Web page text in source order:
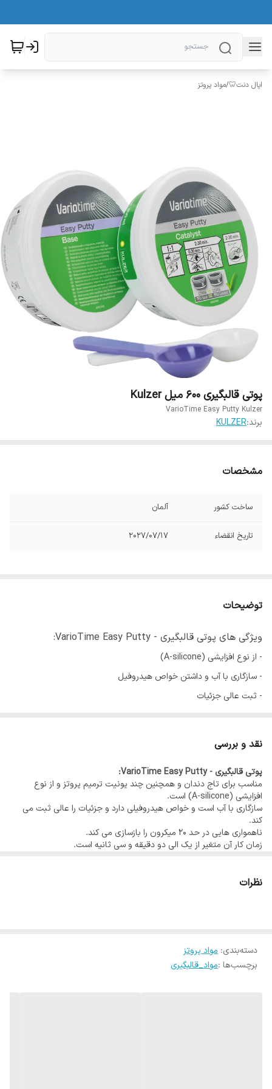
اپال دنت🦷/مواد پروتز
پوتی قالبگیری 600 میل Kulzer
VarioTime Easy Putty Kulzer
برند:KULZER
مشخصات
ساخت کشور آلمان
تاریخ انقضاء 2027/07/17
توضیحات
ویژگی های پوتی قالبگیری - VarioTime Easy Putty:
- از نوع افزایشی (A-silicone)
- سازگاری با آب و داشتن خواص هیدروفیل
- ثبت عالی جزئیات
- کاربرد راحت و صرفه جویی در زمان
میلی لیتری و 2 عدد قاشق
نقد و بررسی
پوتی قالبگیری - VarioTime Easy Putty:
مناسب برای تاج دندان و همچنین چند یونیت ترمیم پروتز و از نوع
افزایشی (A-silicone) است.
سازگاری با آب است و خواص هیدروفیلی دارد و جزئیات را عالی ثبت می
کند.
ناهمواری هایی در حد 20 میکرون را بازسازی می کند.
زمان کار آن متغیر از یک الی دو دقیقه و سی ثانیه است.
می گردد
نظرات
دسته‌بندی: مواد پروتز
برچسب‌ها :مواد_قالبگیری